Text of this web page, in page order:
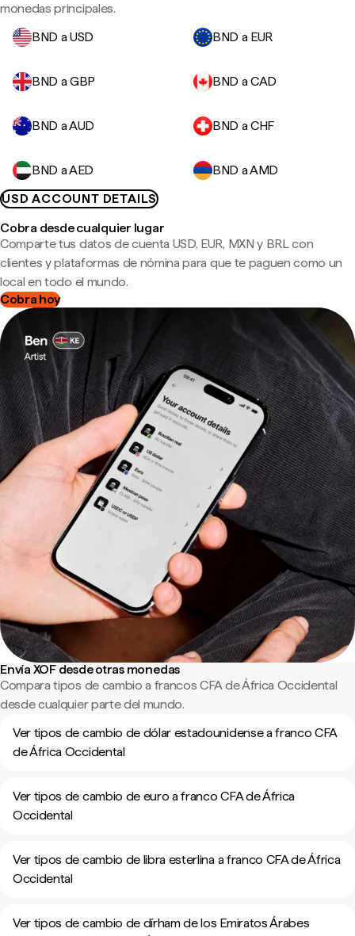
monedas principales.
BND a USD
BND a EUR
BND a GBP BND a CAD
BND a AUD BND a CHF
BND a AED
BND a AMD
USD ACCOUNT DETAILS
Cobra desde cualquier lugar
Comparte tus datos de cuenta USD, EUR, MXN y BRL con
clientes y plataformas de nómina para que te paguen como un
local en todo el mundo.
Cobra hoy
Envía XOF desde otras monedas
Compara tipos de cambio a francos CFA de África Occidental
desde cualquier parte del mundo.
Ver tipos de cambio de dólar estadounidense a franco CFA
de África Occidental
Ver tipos de cambio de euro a franco CFA de África
Occidental
Ver tipos de cambio de libra esterlina a franco CFA de África
Occidental
Ver tipos de cambio de dírham de los Emiratos Árabes